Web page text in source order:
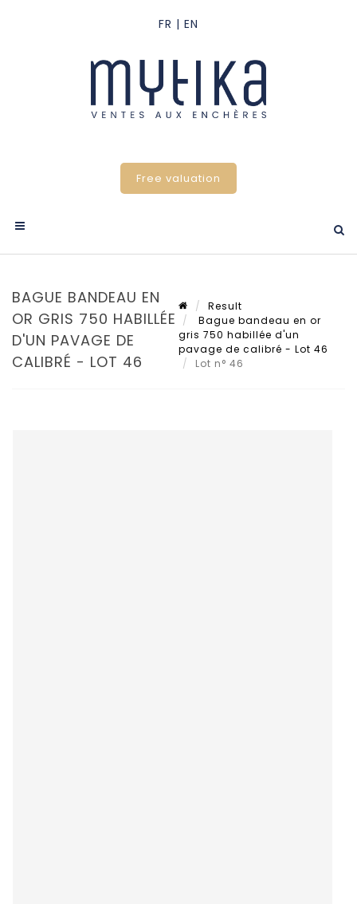
Free valuation
BAGUE BANDEAU EN
OR GRIS 750 HABILLÉE
D'UN PAVAGE DE
CALIBRÉ - LOT 46
Result
Bague bandeau en or
gris 750 habillée d'un
pavage de calibré - Lot 46
Lot n° 46